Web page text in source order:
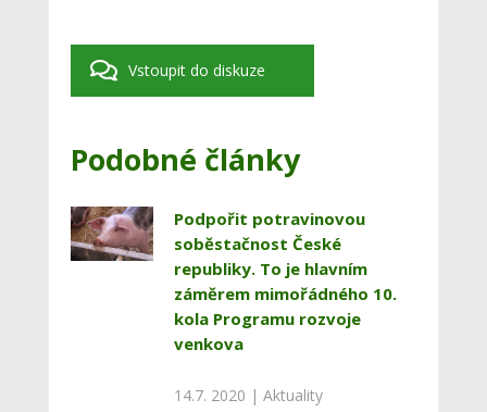
Vstoupit do diskuze
Podobné články
Podpořit potravinovou
soběstačnost České
republiky. To je hlavním
záměrem mimořádného 10.
kola Programu rozvoje
venkova
14.7. 2020 | Aktuality